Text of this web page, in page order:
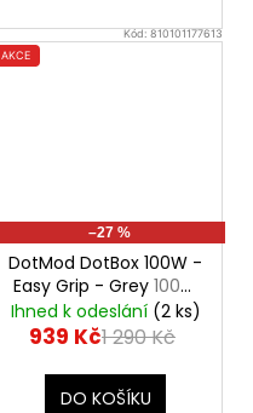
Kód:810101177613
AKCE
–27 %
DotMod DotBox 100W -
Easy Grip - Grey 100W
Mod
Ihned k odeslání (2 ks)
939 Kč1 290 Kč
DO KOŠÍKU